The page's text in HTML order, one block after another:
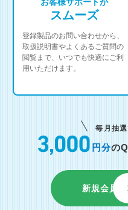
スムーズ
登録製品のお問い合わせから、
取扱説明書やよくあるご質問の
閲覧まで、いつでも快適にご利
用いただけます。
毎月抽
円分の
新規会員